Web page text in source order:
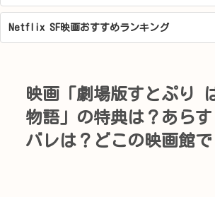
Netflix SF映画おすすめランキング
映画「劇場版すとぷり
物語」の特典は？あら
バレは？どこの映画館で